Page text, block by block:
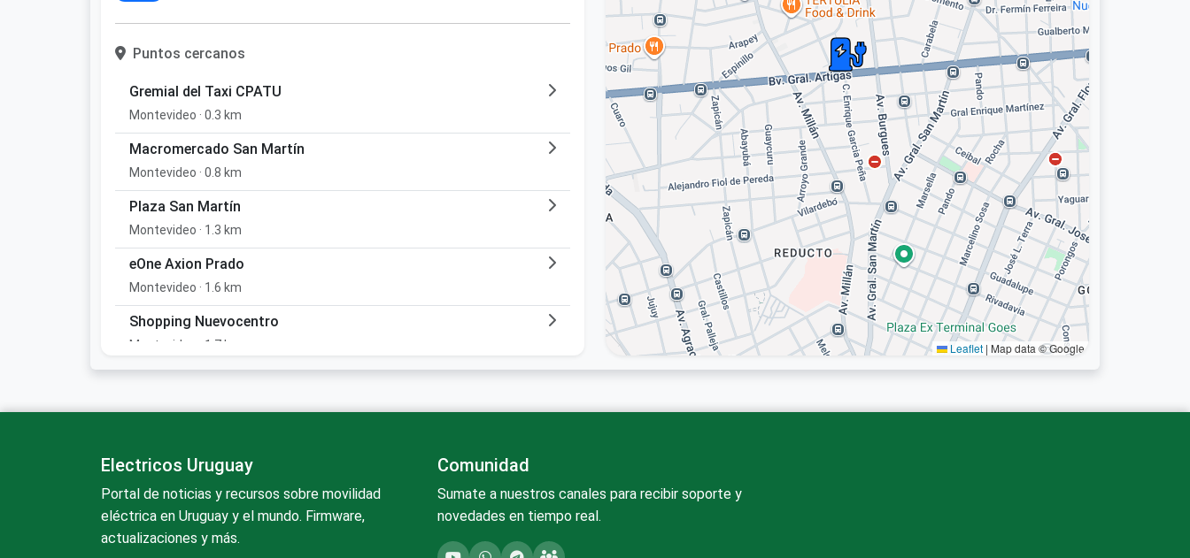
Leaflet | Map data © Google
Puntos cercanos
Gremial del Taxi CPATU
Montevideo · 0.3 km
Macromercado San Martín
Montevideo · 0.8 km
Plaza San Martín
Montevideo · 1.3 km
eOne Axion Prado
Montevideo · 1.6 km
Shopping Nuevocentro
Montevideo · 1.7 km
Montevideo · 1.8 km
Palacio de la Luz - Aguilar
Montevideo · 1.8 km
Electricos Uruguay
Portal de noticias y recursos sobre movilidad
eléctrica en Uruguay y el mundo. Firmware,
actualizaciones y más.
Comunidad
Sumate a nuestros canales para recibir soporte y
novedades en tiempo real.